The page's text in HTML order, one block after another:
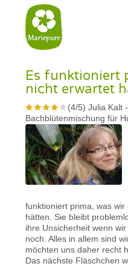
Es funktioniert
nicht erwartet
(4/5)Julia Kalt -
Bachblütenmischung für
funktioniert prima, was
hätten. Sie bleibt
ihre Unsicherheit wenn
noch. Alles in allem sind
möchten uns daher recht
Das nächste Fläschchen